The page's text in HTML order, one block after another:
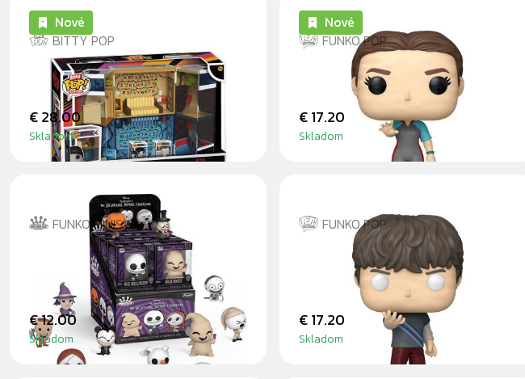
BITTY POP
BYERS HOUSE BITTY BOX
Nové
€ 28.00
Skladom
FUNKO POP
ELEVEN IN WETSUIT
Nové
€ 17.20
Skladom
FUNKO MINIS
THE NIGHTMARE BEFORE
CHRISTMAS - MINIS
€ 12.00
Skladom
FUNKO POP
WILL BYERS
€ 17.20
Skladom